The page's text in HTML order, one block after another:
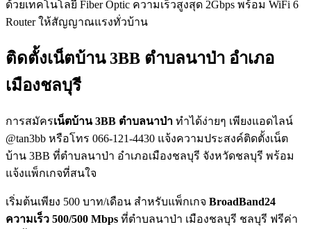
ด้วยเทคโนโลยี Fiber Optic ความเร็วสูงสุด 2Gbps พร้อม WiFi 6
Router ให้สัญญาณแรงทั่วบ้าน
ติดตั้งเน็ตบ้าน 3BB ตำบลนาป่า อำเภอ
เมืองชลบุรี
การสมัครเน็ตบ้าน 3BB ตำบลนาป่า ทำได้ง่ายๆ เพียงแอดไลน์
@tan3bb หรือโทร 066-121-4430 แจ้งความประสงค์ติดตั้งเน็ต
บ้าน 3BB ที่ตำบลนาป่า อำเภอเมืองชลบุรี จังหวัดชลบุรี พร้อม
แจ้งแพ็กเกจที่สนใจ
เริ่มต้นเพียง 500 บาท/เดือน สำหรับแพ็กเกจ BroadBand24
ความเร็ว 500/500 Mbps ที่ตำบลนาป่า เมืองชลบุรี ชลบุรี ฟรีค่า